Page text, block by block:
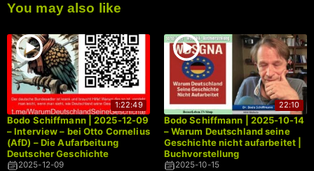
You may also like
1:22:49
Bodo Schiffmann | 2025-12-09
– Interview – bei Otto Cornelius
(AfD) – Die Aufarbeitung
Deutscher Geschichte
2025-12-09
22:10
Bodo Schiffmann | 2025-10-14
– Warum Deutschland seine
Geschichte nicht aufarbeitet |
Buchvorstellung
2025-10-15